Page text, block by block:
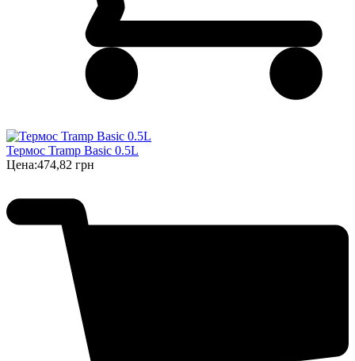
Термос Tramp Basic 0.5L
Цена:474,82 грн